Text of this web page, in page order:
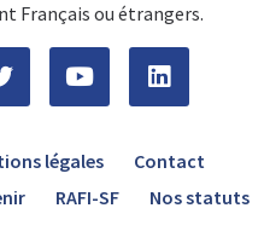
Français ou étrangers.
légales
Contact
RAFI-SF Nos statuts